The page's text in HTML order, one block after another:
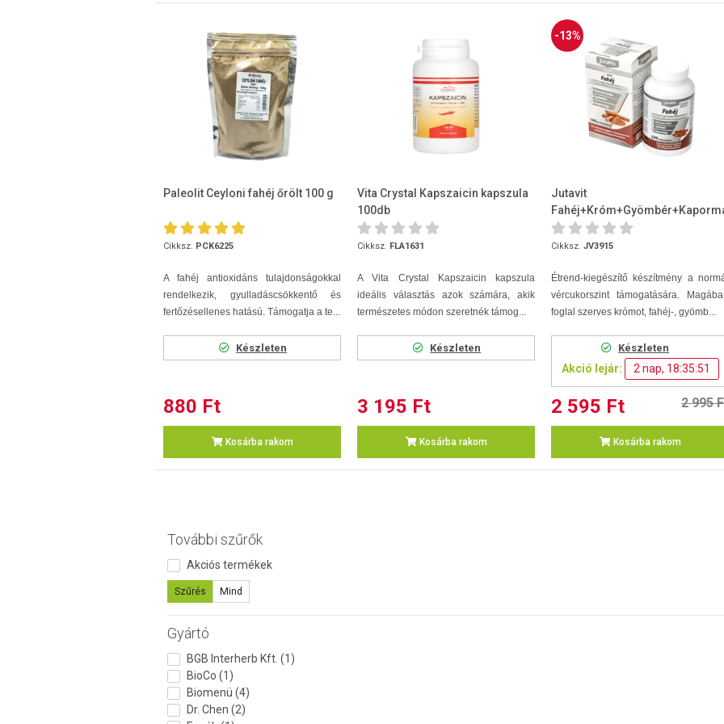
További szűrők
Akciós termékek
Szűrés Mind
Gyártó
BGB Interherb Kft. (1)
BioCo (1)
Biomenü (4)
Dr. Chen (2)
Paleolit Ceyloni fahéj őrölt 100 g
Cikksz. PCK6225
A fahéj antioxidáns tulajdonságokkal
rendelkezik, gyulladáscsökkentő és
fertőzésellenes hatású. Támogatja a te...
Készleten
880 Ft
Kosárba rakom
Vita Crystal Kapszaicin kapszula
100db
Cikksz. FLA1631
A Vita Crystal Kapszaicin kapszula
ideális választás azok számára, akik
természetes módon szeretnék támog...
Készleten
3 195 Ft
Kosárba rakom
-13%
Jutavit
120 db Filmtabletta
Cikksz. JV3915
Étrend-kiegészítő készítmény a
vércukorszint támogatására.
foglal szerves krómot, fahéj-, gyömb...
Készleten
Akció lejár: 2 nap, 18:35:51
2 595 Ft 2 995
Kosárba rakom